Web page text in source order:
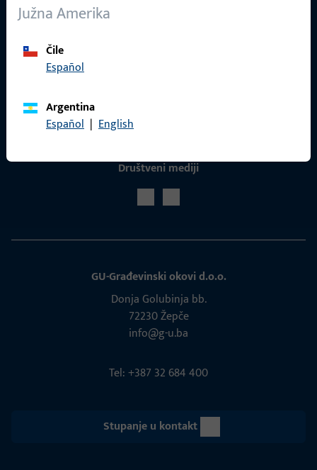
Južna Amerika
Čile
Español
Argentina
Español | English
Društveni mediji
GU-Građevinski okovi d.o.o.
Donja Golubinja bb.
72230 Žepče
info@g-u.ba
Tel: +387 32 684 400
Stupanje u kontakt